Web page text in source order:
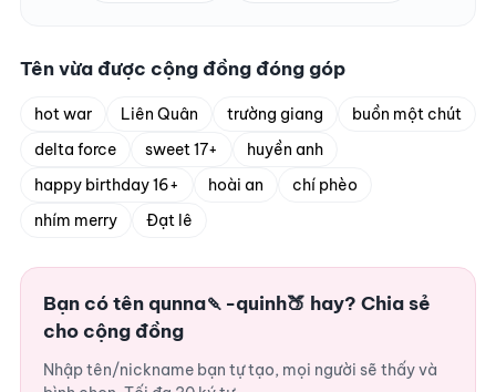
Tên vừa được cộng đồng đóng góp
hot war Liên Quân trường giang
buồn một chút
delta force
sweet 17+
huyền anh
happy birthday 16+
hoài an
chí phèo
nhím merry
Đạt lê
Bạn có tên qunna🍡-quinh🍑 hay? Chia sẻ
cho cộng đồng
Nhập tên/nickname bạn tự tạo, mọi người sẽ thấy và